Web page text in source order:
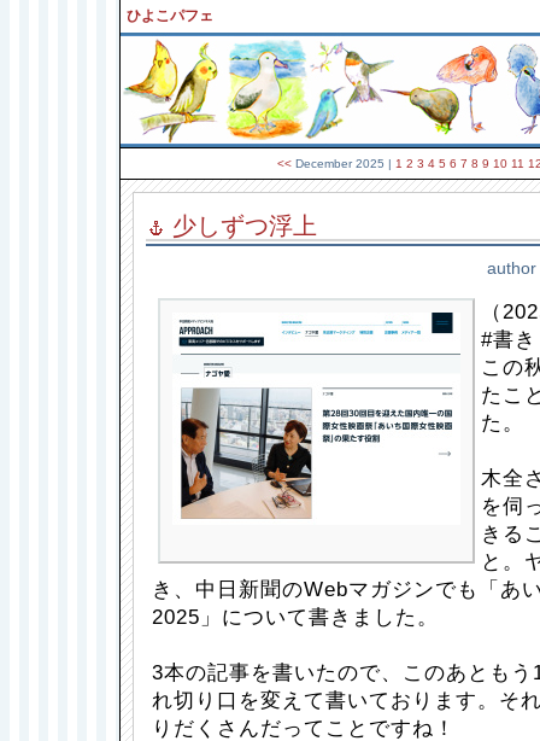
ひよこパフェ
<< December 2025 | 1 2 3 4 5 6 7 8 9 10 11
少しずつ浮上
（
#書
この
たこ
た。
木全
を伺
きる
と。
き、中日新聞のWebマガジンでも「あ
2025」について書きました。
3本の記事を書いたので、このあとも
れ切り口を変えて書いております。そ
りだくさんだってことですね！